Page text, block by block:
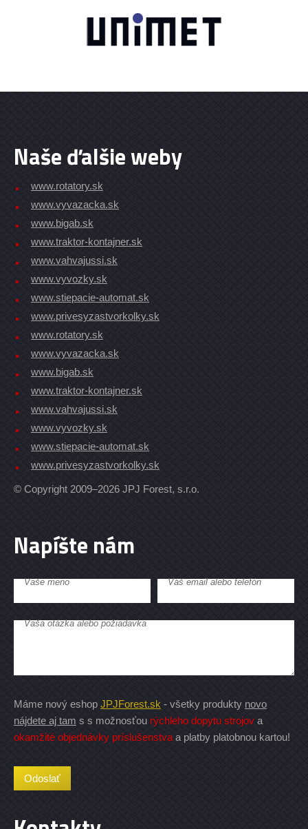
Naše ďalšie weby
www.rotatory.sk
www.vyvazacka.sk
www.bigab.sk
www.traktor-kontajner.sk
www.vahvajussi.sk
www.vyvozky.sk
www.stiepacie-automat.sk
www.privesyzastvorkolky.sk
www.rotatory.sk
www.vyvazacka.sk
www.bigab.sk
www.traktor-kontajner.sk
www.vahvajussi.sk
www.vyvozky.sk
www.stiepacie-automat.sk
www.privesyzastvorkolky.sk
© Copyright 2009–2026 JPJ Forest, s.r.o.
Napíšte nám
Vaše meno Váš email alebo telefón
Vaša otázka alebo požiadavka
Máme nový eshop JPJForest.sk - všetky produkty novo
nájdete aj tam s s možnosťou rýchleho dopytu strojov a
okamžité objednávky príslušenstva a platby platobnou kartou!